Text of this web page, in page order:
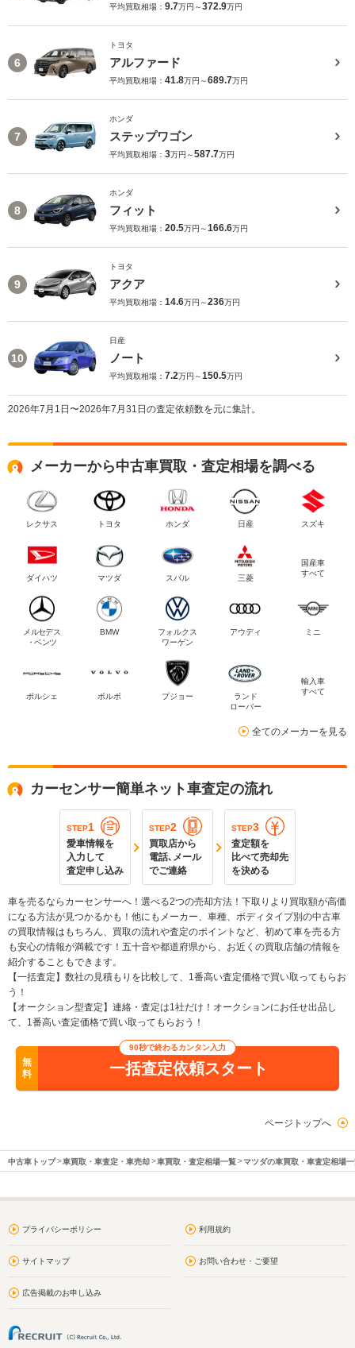
平均買取相場： 9.7万円～372.9万円
6
トヨタ
アルファード
平均買取相場： 41.8万円～689.7万円
7
ホンダ
ステップワゴン
平均買取相場： 3万円～587.7万円
8
ホンダ
フィット
平均買取相場： 20.5万円～166.6万円
9
トヨタ
アクア
平均買取相場： 14.6万円～236万円
10
日産
ノート
平均買取相場： 7.2万円～150.5万円
2026年7月1日〜2026年7月31日の査定依頼数を元に集計。
メーカーから中古車買取・査定相場を調べる
レクサス トヨタ ホンダ 日産 スズキ
ダイハツ マツダ スバル 三菱
国産車
すべて
メルセデス
・ベンツ
BMW
フォルクス
ワーゲン
アウディ ミニ
ポルシェ ボルボ プジョー
ランド
ローバー
輸入車
すべて
全てのメーカーを見る
カーセンサー簡単ネット車査定の流れ
STEP1
愛車情報を
入力して
査定申し込み
STEP2
買取店から
電話､メール
でご連絡
STEP3
査定額を
比べて売却先
を決める
車を売るならカーセンサーへ！選べる2つの売却方法！下取りより買取額が高価
になる方法が見つかるかも！他にもメーカー、車種、ボディタイプ別の中古車
の買取情報はもちろん、買取の流れや査定のポイントなど、初めて車を売る方
も安心の情報が満載です！五十音や都道府県から、お近くの買取店舗の情報を
紹介することもできます。
【一括査定】数社の見積もりを比較して、1番高い査定価格で買い取ってもらお
う！
【オークション型査定】連絡・査定は1社だけ！オークションにお任せ出品し
て、1番高い査定価格で買い取ってもらおう！
無
料
90秒で終わるカンタン入力
一括査定依頼スタート
ページトップへ
中古車トップ 車買取・車査定・車売却 車買取・査定相場一覧 マツダの車買取・車査定相場
プライバシーポリシー 利用規約
サイトマップ お問い合わせ・ご要望
広告掲載のお申し込み